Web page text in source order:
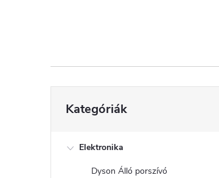
l
sátugrása
Kategóriák
Elektronika
Dyson Álló porszívó